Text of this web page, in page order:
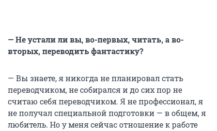
— Не устали ли вы, во-первых, читать, а во-
вторых, переводить фантастику?
— Вы знаете, я никогда не планировал стать
переводчиком, не собирался и до сих пор не
считаю себя переводчиком. Я не профессионал, я
не получал специальной подготовки — в общем, я
любитель. Но у меня сейчас отношение к работе